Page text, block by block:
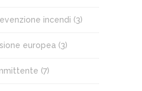
incendi (3)
europea (3)
(7)